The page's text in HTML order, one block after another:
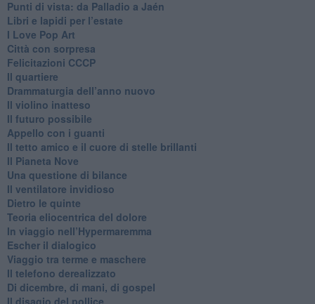
Punti di vista: da Palladio a Jaén
​Libri e lapidi per l’estate
​I Love Pop Art
Città con sorpresa
Felicitazioni CCCP
​Il quartiere
​Drammaturgia dell’anno nuovo
​Il violino inatteso
​Il futuro possibile
​Appello con i guanti
​Il tetto amico e il cuore di stelle brillanti
​Il Pianeta Nove
​Una questione di bilance
​Il ventilatore invidioso
​Dietro le quinte
​Teoria eliocentrica del dolore
In viaggio nell’Hypermaremma
​Escher il dialogico
​Viaggio tra terme e maschere
Il telefono derealizzato
​Di dicembre, di mani, di gospel
​Il disagio del pollice